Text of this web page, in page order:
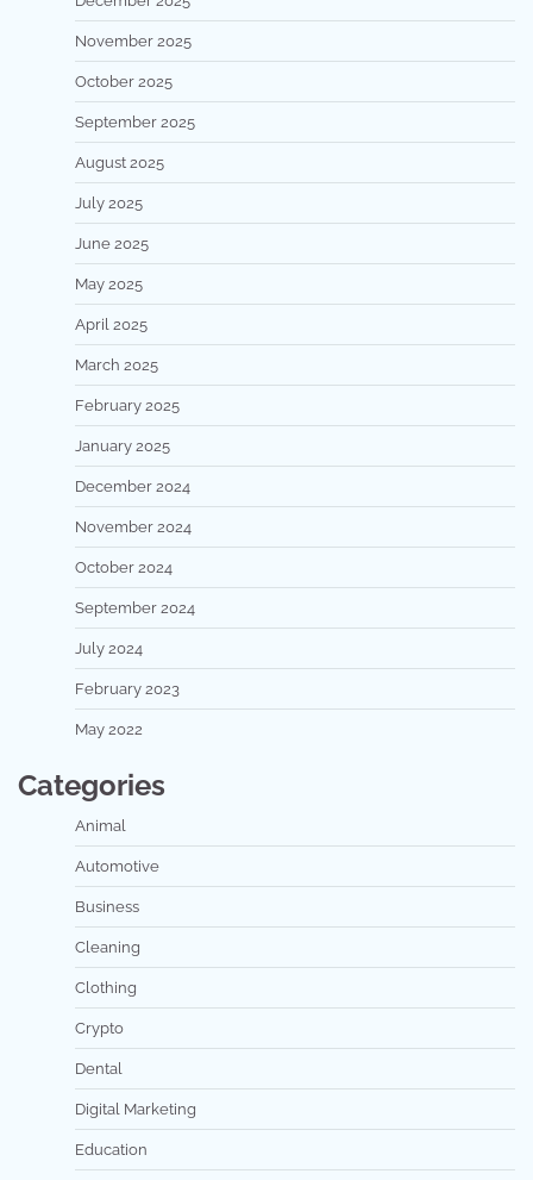
November 2025
October 2025
September 2025
August 2025
July 2025
June 2025
May 2025
April 2025
March 2025
February 2025
January 2025
December 2024
November 2024
October 2024
September 2024
July 2024
February 2023
May 2022
Categories
Animal
Automotive
Business
Cleaning
Clothing
Crypto
Dental
Digital Marketing
Education